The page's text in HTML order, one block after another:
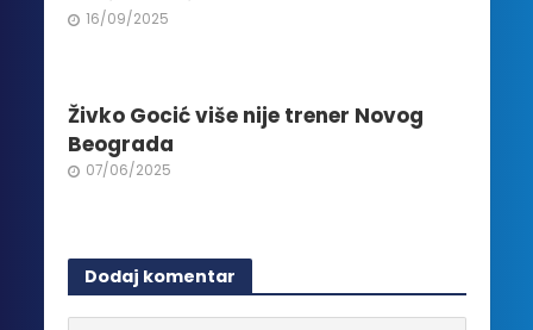
16/09/2025
Živko Gocić više nije trener Novog
Beograda
07/06/2025
Dodaj komentar